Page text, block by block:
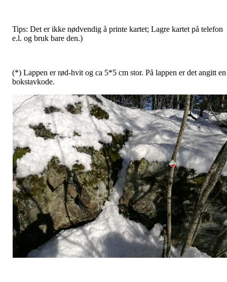
Tips: Det er ikke nødvendig å printe kartet; Lagre kartet på telefon
e.l. og bruk bare den.)
(*) Lappen er rød-hvit og ca 5*5 cm stor. På lappen er det angitt en
bokstavkode.